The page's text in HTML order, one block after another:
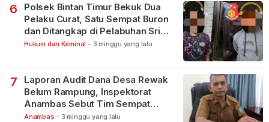
6
Polsek Bintan Timur Bekuk Dua
Pelaku Curat, Satu Sempat Buron
dan Ditangkap di Pelabuhan Sri
Bintan Pura
Hukum dan Kriminal - 3 minggu yang lalu
7
Laporan Audit Dana Desa Rewak
Belum Rampung, Inspektorat
Anambas Sebut Tim Sempat
Terbagi Tangani Kasus Lain
Anambas - 3 minggu yang lalu